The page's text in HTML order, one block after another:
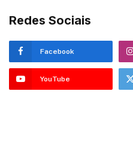
Redes Sociais
Facebook
YouTube